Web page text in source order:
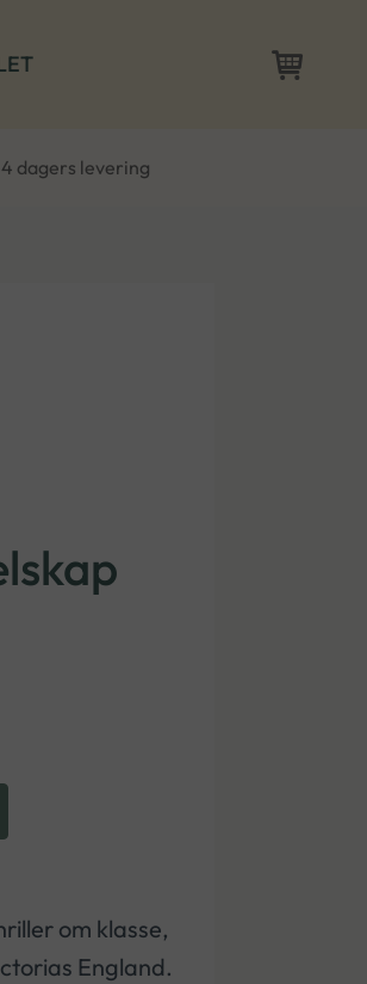
dagers levering
om klasse,
England.